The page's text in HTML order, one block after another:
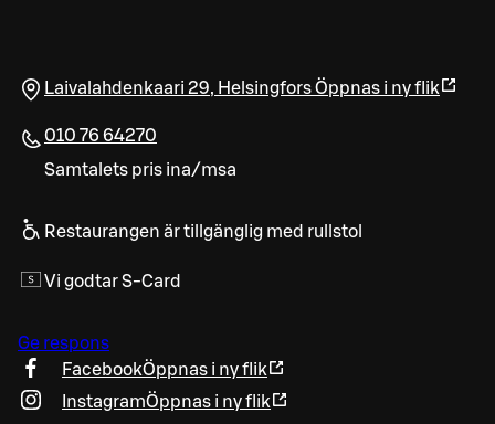
Laivalahdenkaari 29, HelsingforsÖppnas i ny flik
010 76 64270
Samtalets pris ina/msa
Restaurangen är tillgänglig med rullstol
Vi godtar S-Card
Ge respons
FacebookÖppnas i ny flik
InstagramÖppnas i ny flik